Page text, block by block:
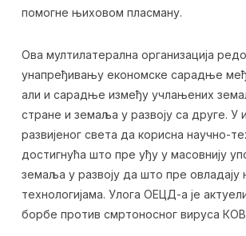
помогне њиховом пласману.
Ова мултилатерална организација
унапређивању економске сарадње
али и сарадње између учлањених
стране и земаља у развоју са друге. У
развијеног света да корисна научно-
достигнућа што пре уђу у масовнију
земаља у развоју да што пре овладају
технологијама. Улога ОЕЦД-а је
борбе против смртоносног вируса